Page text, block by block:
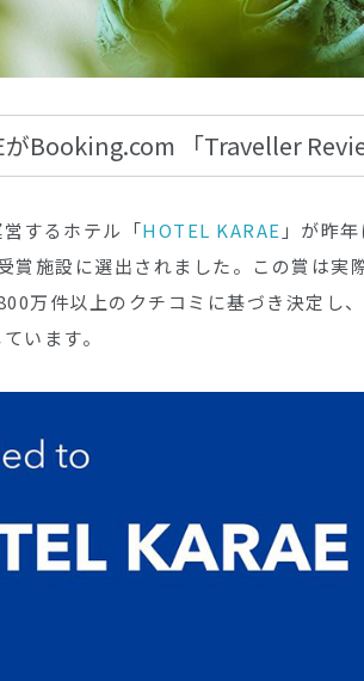
がBooking.com 「Traveller
するホテル「HOTEL KARAE 」が昨
賞施設に選出されました。この賞は
万件以上のクチコミに基づき決定し
います。